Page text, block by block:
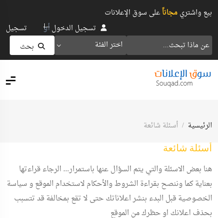
بيع واشتريمجاناًعلى سوق الإعلانات
اختر الفئة بحث
تسجيل الدخولأو تسجيل
الرئيسية أسئلة شائعة
أسئلة شائعة
هنا بعض الاسئلة والتي يتم السؤال عنها باستمرار... الرجاء قراءتها
بعناية كما وننصح بقراءة الشروط والأحكام لاستخدام الموقع و سياسة
الخصوصية قبل البدء بنشر اعلاناتك حتى لا تقع بمخالفة قد تتسبب
بحذف اعلانك او حظرك من الموقع